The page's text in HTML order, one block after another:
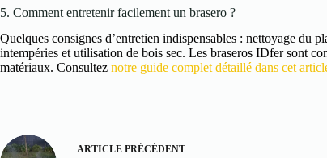
5. Comment entretenir facilement un brasero ?
Quelques consignes d’entretien indispensables : nettoyage du
intempéries et utilisation de bois sec. Les braseros IDfer sont
matériaux. Consultez notre guide complet détaillé dans cet
ARTICLE PRÉCÉDENT